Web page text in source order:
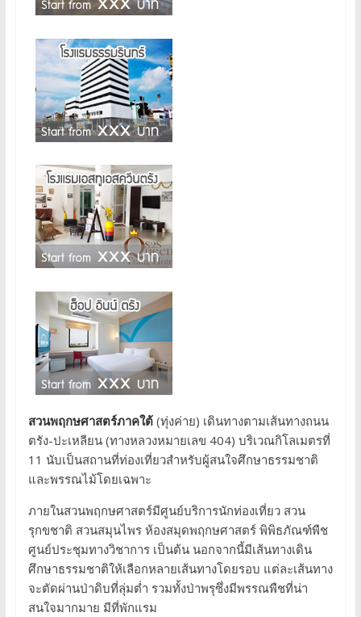
สวนพฤกษศาสตร์ภาคใต้(ทุ่งค่าย) เดินทางตามเส้นทางถนน
ตรัง-ปะเหลียน (ทางหลวงหมายเลข 404) บริเวณกิโลเมตรที่
11 นับเป็นสถานที่ท่องเที่ยวสำหรับผู้สนใจศึกษาธรรมชาติ
และพรรณไม้โดยเฉพาะ
ภายในสวนพฤกษศาสตร์มีศูนย์บริการนักท่องเที่ยว สวน
รุกขชาติ สวนสมุนไพร ห้องสมุดพฤกษศาสตร์ พิพิธภัณฑ์พืช
ศูนย์ประชุมทางวิชาการ เป็นต้น นอกจากนี้มีเส้นทางเดิน
ศึกษาธรรมชาติให้เลือกหลายเส้นทางโดยรอบ แต่ละเส้นทาง
จะตัดผ่านป่าดิบที่ลุ่มต่ำ รวมทั้งป่าพรุซึ่งมีพรรณพืชที่น่า
สนใจมากมาย มีที่พักแรม